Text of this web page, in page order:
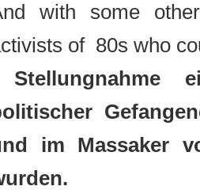
And with some
activists of 80s who
politischer
und im
wurden.